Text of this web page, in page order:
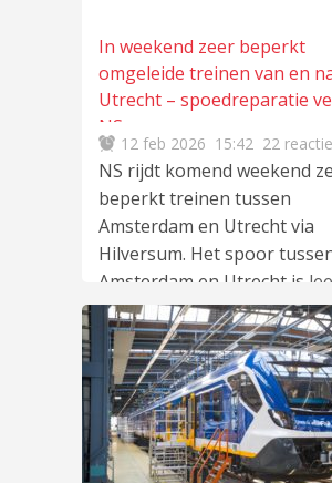
In weekend zeer beperkt
omgeleide treinen van en
Utrecht – spoedreparatie
NS
12 feb 2026 15:42 22
NS rijdt komend weekend
beperkt treinen tussen
Amsterdam en Utrecht via
Hilversum. Het spoor
Amsterdam en Utrecht is
meer…